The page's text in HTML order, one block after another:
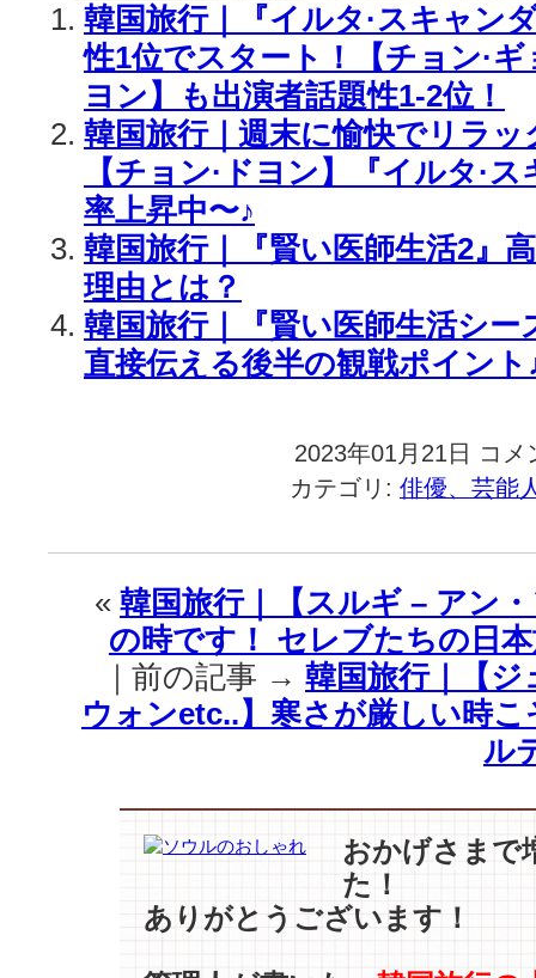
韓国旅行｜『イルタ·スキャン
性1位でスタート！【チョン·
ヨン】も出演者話題性1-2位！
韓国旅行｜週末に愉快でリラ
【チョン·ドヨン】『イルタ·
率上昇中〜♪
韓国旅行｜『賢い医師生活2』
理由とは？
韓国旅行｜『賢い医師生活シ
直接伝える後半の観戦ポイント
2023年01月21日
韓
国
旅
｜
ル
タ
·
ス
キ
ャ
ン
で
ル
コメ
カテゴリ: 俳優、芸能
« 韓国旅行｜【スルギ – アン
の時です！ セレブたちの日
｜前の記事 → 韓国旅行｜【
ウォンetc..】寒さが厳しい時
ル
おかげさまで
た！
ありがとうございます！